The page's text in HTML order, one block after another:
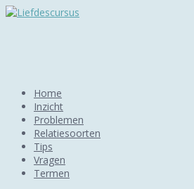
Home
Inzicht
Problemen
Relatiesoorten
Tips
Vragen
Termen